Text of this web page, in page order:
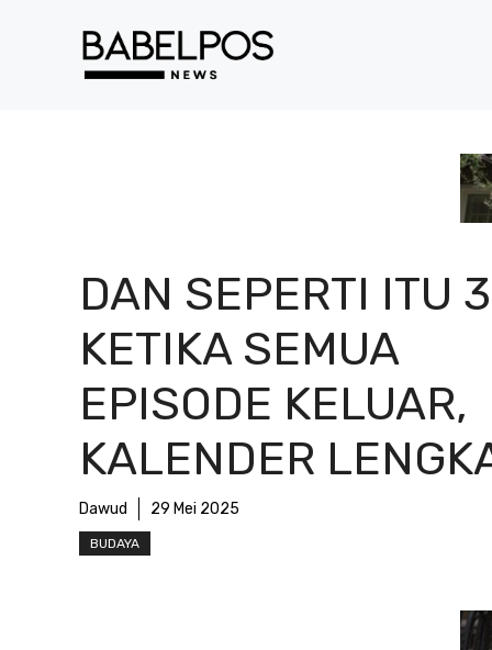
DAN SEPERTI ITU
KETIKA SEMUA
EPISODE KELUAR,
KALENDER
Dawud 29 Mei 2025
BUDAYA